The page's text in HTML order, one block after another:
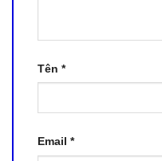
Tên *
Email *